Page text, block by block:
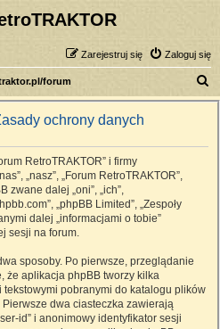
Zaloguj się
Zarejestruj się
forum
z
ochrony danych
RetroTRAKTOR” i firmy
„nasz”, „Forum RetroTRAKTOR”,
zwane dalej „oni”, „ich”,
„phpBB Limited”, „Zespoły
dalej „informacjami o tobie”
sesji na forum.
sposoby. Po pierwsze, przeglądanie
że aplikacja phpBB tworzy kilka
tekstowymi pobranymi do katalogu plików
dwa ciasteczka zawierają
id” i anonimowy identyfikator sesji